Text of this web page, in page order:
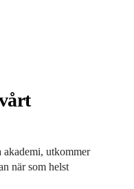
akademi, utkommer
när som helst